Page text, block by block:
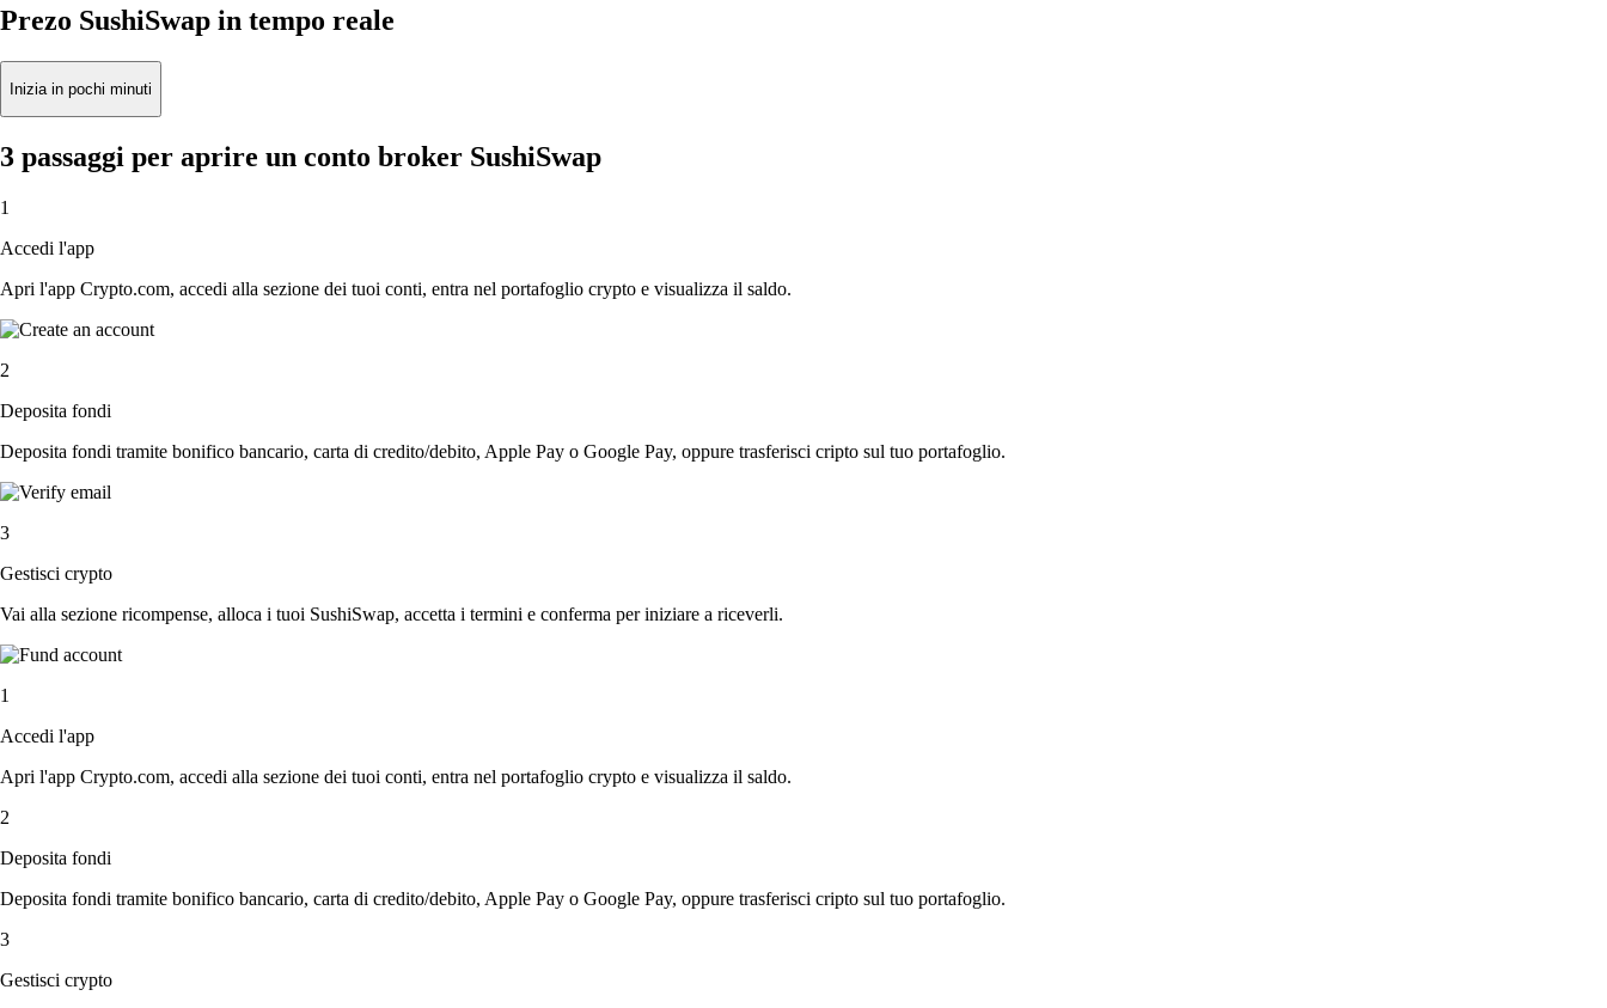
Prezo SushiSwap in tempo reale
Inizia in pochi minuti
3 passaggi per aprire un conto broker SushiSwap
1
Accedi l'app
Apri l'app Crypto.com, accedi alla sezione dei tuoi conti, entra nel portafoglio crypto e visualizza il saldo.
2
Deposita fondi
Deposita fondi tramite bonifico bancario, carta di credito/debito, Apple Pay o Google Pay, oppure trasferisci cripto sul tuo portafoglio.
3
Gestisci crypto
Vai alla sezione ricompense, alloca i tuoi SushiSwap, accetta i termini e conferma per iniziare a riceverli.
1
Accedi l'app
Apri l'app Crypto.com, accedi alla sezione dei tuoi conti, entra nel portafoglio crypto e visualizza il saldo.
2
Deposita fondi
Deposita fondi tramite bonifico bancario, carta di credito/debito, Apple Pay o Google Pay, oppure trasferisci cripto sul tuo portafoglio.
3
Gestisci crypto